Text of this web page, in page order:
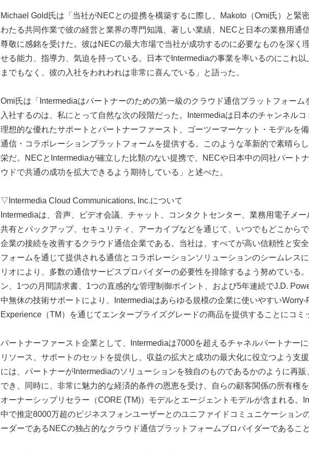
Michael Gold氏は「当社がNECとの提携を構築するに際し、Makoto（Omi氏）と緊
わたる共同作業で彼の経営と業界の専門知識、著しい業績、NECと日本の業務用通
尊敬に感銘を受けた。彼はNECの最大市場で当社が成功するのに必要なものを深く
せる能力、指導力、気迫を持っている。日本でIntermediaの事業を率いるのにこれ
までもなく、彼の入社をわれわれは非常に喜んでいる」と語った。
Omi氏は「Intermediaはパートナーのための第一級のクラウド通信プラットフォーム
入社するのは、私にとって自然な次の段階だった。Intermediaは日本のチャンネル
理想的な優れたサポートとパートナーファースト、ゴーツーマーケット・モデルを
通信・コラボレーションプラットフォームを提供する。このような革新的で素晴ら
栄だ。NECとIntermediaが確立した比類のない提携で、NECや日本中の同社パート
ウドで共通の成功を拡大できるよう期待している」と述べた。
▽Intermedia Cloud Communications, Inc.について
Intermediaは、音声、ビデオ会議、チャット、コンタクトセンター、業務用電子メ
共有とバックアップ、セキュリティ、アーカイブなどを通じて、いつでもどこから
企業の接続を改善するクラウド通信企業である。当社は、すべてが高い信頼性と安
フォームを通じて提供される通信とコラボレーションソリューションのシームレス
リオにより、多数の通信サービスプロバイダーの必要性を排除するよう努めている
ン、1つの月間請求書、1つの直感的な管理制御ポイント、および5年連続でJ.D.
中無休の技術サポートにより、Intermediaはあらゆる規模の企業に使いやすいWorry-
Experience（TM）を通じてエンタープライズグレードの商品を提供することにコミ
パートナーファースト企業として、Intermediaは7000を超えるチャネルパートナー
リソース、サポートのセットを提供し、収益の拡大と成功の最大化に役立つよう支
には、パートナーがIntermediaのソリューションを独自のものであるかのように再
でき、同時に、非常に魅力的な経済的条件の恩恵を受け、自らの顧客関係の所有権
オーナーシップリセラー（CORE (TM)）モデルとエージェントモデルが含まれる。
中で推定8000万超のビジネスフォンユーザーとのユニファイドコミュニケーション
ーダーであるNECの独占的なクラウド通信プラットフォームプロバイダーであるこ
Japanese